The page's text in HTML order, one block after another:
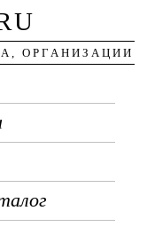
ОРГАНИЗАЦИИ